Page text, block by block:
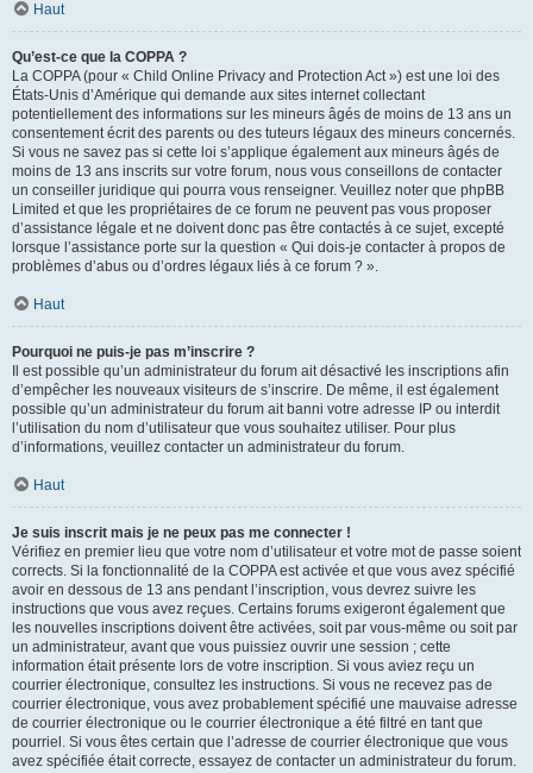
Haut
Qu’est-ce que la COPPA ?
La COPPA (pour « Child Online Privacy and Protection Act ») est une loi des
États-Unis d’Amérique qui demande aux sites internet collectant
potentiellement des informations sur les mineurs âgés de moins de 13 ans un
consentement écrit des parents ou des tuteurs légaux des mineurs concernés.
Si vous ne savez pas si cette loi s’applique également aux mineurs âgés de
moins de 13 ans inscrits sur votre forum, nous vous conseillons de contacter
un conseiller juridique qui pourra vous renseigner. Veuillez noter que phpBB
Limited et que les propriétaires de ce forum ne peuvent pas vous proposer
d’assistance légale et ne doivent donc pas être contactés à ce sujet, excepté
lorsque l’assistance porte sur la question « Qui dois-je contacter à propos de
problèmes d’abus ou d’ordres légaux liés à ce forum ? ».
Haut
Pourquoi ne puis-je pas m’inscrire ?
Il est possible qu’un administrateur du forum ait désactivé les inscriptions afin
d’empêcher les nouveaux visiteurs de s’inscrire. De même, il est également
possible qu’un administrateur du forum ait banni votre adresse IP ou interdit
l’utilisation du nom d’utilisateur que vous souhaitez utiliser. Pour plus
d’informations, veuillez contacter un administrateur du forum.
Haut
Je suis inscrit mais je ne peux pas me connecter !
Vérifiez en premier lieu que votre nom d’utilisateur et votre mot de passe soient
corrects. Si la fonctionnalité de la COPPA est activée et que vous avez spécifié
avoir en dessous de 13 ans pendant l’inscription, vous devrez suivre les
instructions que vous avez reçues. Certains forums exigeront également que
les nouvelles inscriptions doivent être activées, soit par vous-même ou soit par
un administrateur, avant que vous puissiez ouvrir une session ; cette
information était présente lors de votre inscription. Si vous aviez reçu un
courrier électronique, consultez les instructions. Si vous ne recevez pas de
courrier électronique, vous avez probablement spécifié une mauvaise adresse
de courrier électronique ou le courrier électronique a été filtré en tant que
pourriel. Si vous êtes certain que l’adresse de courrier électronique que vous
avez spécifiée était correcte, essayez de contacter un administrateur du forum.